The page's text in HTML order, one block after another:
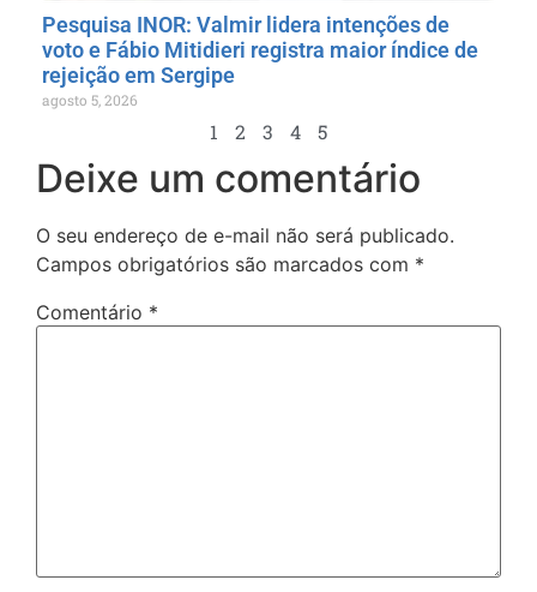
Pesquisa INOR: Valmir lidera intenções de
voto e Fábio Mitidieri registra maior índice de
rejeição em Sergipe
agosto 5, 2026
1 2 3 4 5
Deixe um comentário
O seu endereço de e-mail não será publicado.
Campos obrigatórios são marcados com *
Comentário *